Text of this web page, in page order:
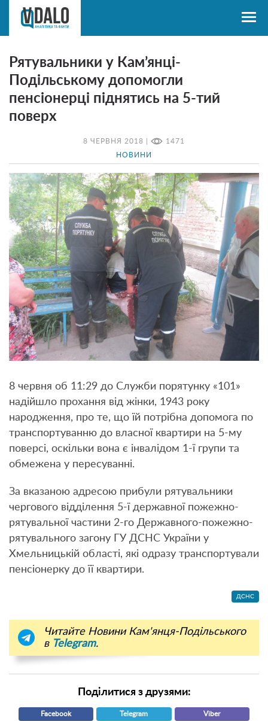
8 ЧЕРВНЯ 2018 | 1471
НОВИНИ
Рятувальники у Кам’янці-
Подільському допомогли
пенсіонерці піднятись на 5-тий
поверх
8 червня об 11:29 до Служби порятунку «101»
надійшло прохання від жінки, 1943 року
народження, про те, що їй потрібна допомога по
транспортуванню до власної квартири на 5-му
поверсі, оскільки вона є інвалідом 1-ї групи та
обмежена у пересуванні.
За вказаною адресою прибули рятувальники
чергового відділення 5-ї державної пожежно-
рятувальної частини 2-го Державного-пожежно-
рятувального загону ГУ ДСНС України у
Хмельницькій області, які одразу транспортували
пенсіонерку до її квартири.
ДСНС
Читайте Новини Кам'янця-Подільського
в Telegram.
Поділитися з друзями:
Facebook Telegram Viber